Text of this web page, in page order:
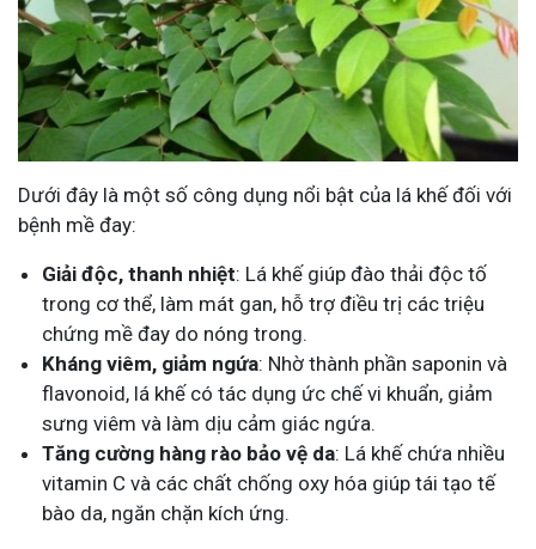
Dưới đây là một số công dụng nổi bật của lá khế đối với
bệnh mề đay:
Giải độc, thanh nhiệt: Lá khế giúp đào thải độc tố
trong cơ thể, làm mát gan, hỗ trợ điều trị các triệu
chứng mề đay do nóng trong.
Kháng viêm, giảm ngứa: Nhờ thành phần saponin và
flavonoid, lá khế có tác dụng ức chế vi khuẩn, giảm
sưng viêm và làm dịu cảm giác ngứa.
Tăng cường hàng rào bảo vệ da: Lá khế chứa nhiều
vitamin C và các chất chống oxy hóa giúp tái tạo tế
bào da, ngăn chặn kích ứng.